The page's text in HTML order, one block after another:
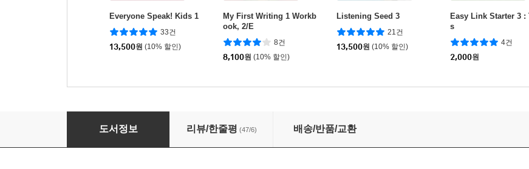
Everyone Speak! Kids 1
33건
13,500원 (10% 할인)
My First Writing 1 Workb
ook, 2/E
8건
8,100원 (10% 할인)
Listening Seed 3
21건
13,500원 (10% 할인)
Easy Link Starter 3 :
s
4건
2,000원
Reading Sponge 1
도서정보 리뷰/한줄평 (47/6) 배송/반품/교환